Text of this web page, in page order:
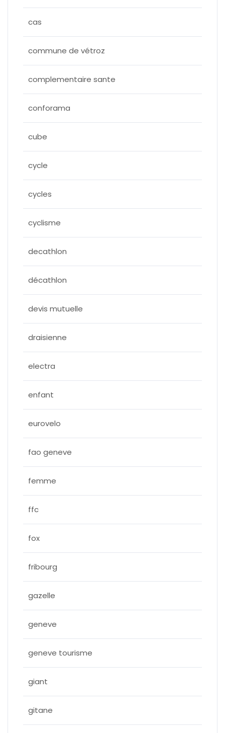
cas
commune de vétroz
complementaire sante
conforama
cube
cycle
cycles
cyclisme
decathlon
décathlon
devis mutuelle
draisienne
electra
enfant
eurovelo
fao geneve
femme
ffc
fox
fribourg
gazelle
geneve
geneve tourisme
giant
gitane